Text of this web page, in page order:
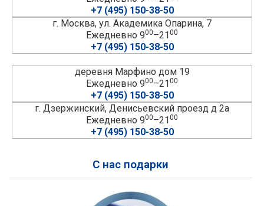
+7 (495) 150-38-50
г. Москва, ул. Академика Опарина, 7
Ежедневно 900–2100
+7 (495) 150-38-50
деревня Марфино дом 19
Ежедневно 900–2100
+7 (495) 150-38-50
г. Дзержинский, Денисьевский проезд д 2а
Ежедневно 900–2100
+7 (495) 150-38-50
С нас подарки